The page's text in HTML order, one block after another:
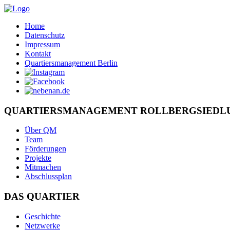
Home
Datenschutz
Impressum
Kontakt
Quartiersmanagement Berlin
QUARTIERSMANAGEMENT
Über QM
Team
Förderungen
Projekte
Mitmachen
Abschlussplan
DAS QUARTIER
Geschichte
Netzwerke